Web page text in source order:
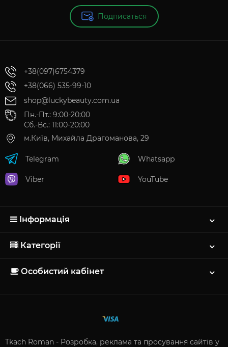
Подписаться
+38(097)6754379
+38(066) 535-99-10
shop@luckybeauty.com.ua
Пн.-Пт.: 9:00-20:00
Сб.-Вс.: 11:00-20:00
м.Київ, Михайла Драгоманова, 29
Telegram
Viber
Whatsapp
YouTube
Інформація
Категорії
Особистий кабінет
Tkach Roman - Розробка, реклама та просування сайтів у